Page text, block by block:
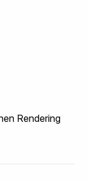
Rendering